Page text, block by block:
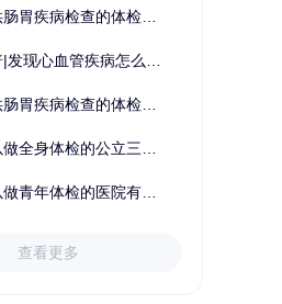
了油米有福B款
赵* 155xxxx7294
了油米有福B款
院体检中心 北戴河区
体检套餐有哪些？体检机构有哪些选择？如何预约？
现心血管疾病怎么办？
体检套餐有哪些？体检机构有哪些选择？如何预约？
检的公立三甲医院及体检套餐汇总
的医院有哪些？有哪些套餐可以选择？
查看更多